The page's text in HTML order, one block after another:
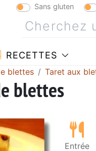
Sans gluten
RECETTES
blettes Taret aux
blettes
Entrée